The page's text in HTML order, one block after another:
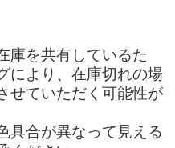
庫を共有しているた
により、在庫切れの場
せていただく可能性が
具合が異なって見える